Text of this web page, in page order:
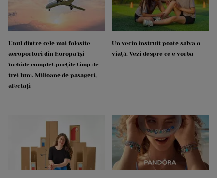
Unul dintre cele mai folosite
aeroporturi din Europa își
închide complet porțile timp de
trei luni. Milioane de pasageri,
afectați
Un vecin instruit poate salva o
viață. Vezi despre ce e vorba